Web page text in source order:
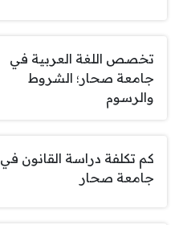
تخصص اللغة العربية في
جامعة صحار؛ الشروط
والرسوم
كم تكلفة دراسة القانون في
جامعة صحار